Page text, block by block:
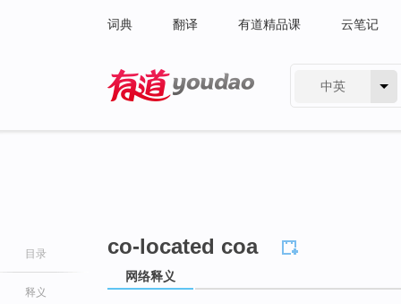
词典 翻译 有道精品课 云笔记
中英
目录
释义
co-located coa
网络释义